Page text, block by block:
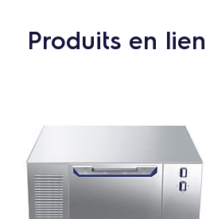
Produits en lien